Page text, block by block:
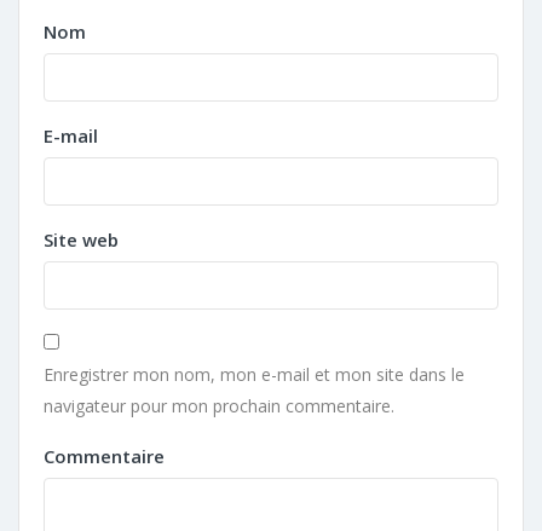
Nom
E-mail
Site web
Enregistrer mon nom, mon e-mail et mon site dans le
navigateur pour mon prochain commentaire.
Commentaire